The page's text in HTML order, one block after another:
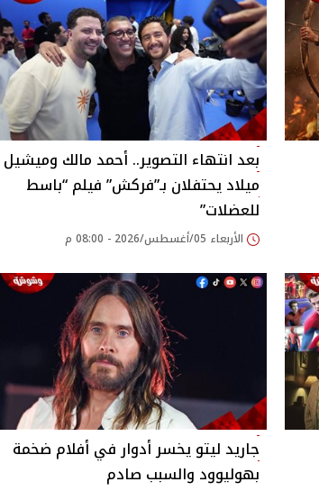
بعد انتهاء التصوير.. أحمد مالك وميشيل
ميلاد يحتفلان بـ”فركش” فيلم “باسط
للعضلات”
الأربعاء 05/أغسطس/2026 - 08:00 م
جاريد ليتو يخسر أدوار في أفلام ضخمة
بهوليوود والسبب صادم